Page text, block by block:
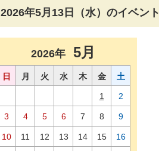
2026年5月13日（水）のイベント
2026年 5月
日 月 火 水 木 金 土
1 2
3 4 5 6 7 8 9
10 11 12 13 14 15 16